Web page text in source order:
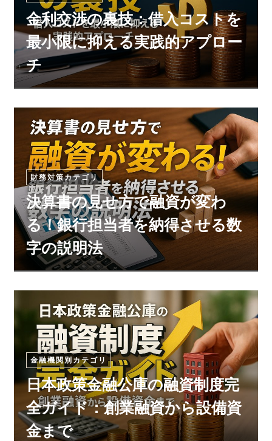
金利交渉の裏技：借入コストを
最小限に抑える実践的アプロー
チ
財務対策カテゴリ
決算書の見せ方で融資が変わ
る！銀行担当者を納得させる数
字の説明法
金融機関別カテゴリ
日本政策金融公庫の融資制度完
全ガイド：創業融資から設備資
金まで